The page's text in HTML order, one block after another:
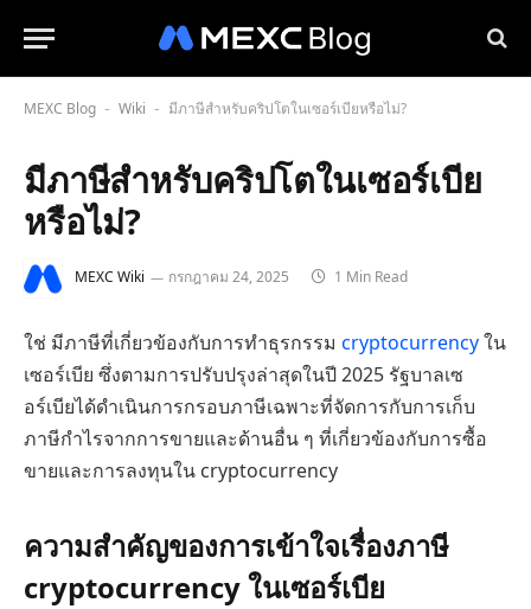
MEXC Blog - Wiki - มีภาษีสำหรับคริปโตในเซอร์เบียหรือไม่?
มีภาษีสำหรับคริปโตในเซอร์เบีย
หรือไม่?
MEXC Wiki กรกฎาคม 24, 2025 1 Min Read
ใช่ มีภาษีที่เกี่ยวข้องกับการทำธุรกรรม cryptocurrencyใน
เซอร์เบีย ซึ่งตามการปรับปรุงล่าสุดในปี 2025 รัฐบาลเซ
อร์เบียได้ดำเนินการกรอบภาษีเฉพาะที่จัดการกับการเก็บ
ภาษีกำไรจากการขายและด้านอื่น ๆ ที่เกี่ยวข้องกับการซื้อ
ขายและการลงทุนใน cryptocurrency
ความสำคัญของการเข้าใจเรื่องภาษี
cryptocurrency ในเซอร์เบีย